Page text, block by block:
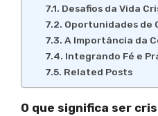
Desafios da Vida
Oportunidades de
A Importância da
Integrando Fé e
Related Posts
O que significa ser